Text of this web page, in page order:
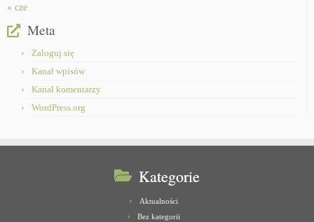
« cze
Meta
Zaloguj się
Kanał wpisów
Kanał komentarzy
WordPress.org
Kategorie
Aktualności
Bez kategorii